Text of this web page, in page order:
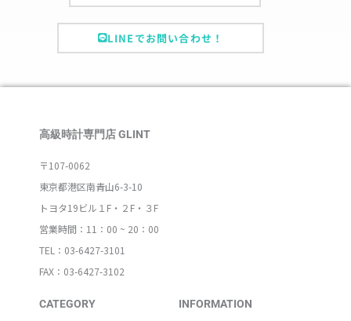
LINEでお問い合わせ！
高級時計専門店 GLINT
〒107-0062
東京都港区南青山6-3-10
トヨタ19ビル１F・２F・３F
営業時間：11：00 ~ 20：00
TEL：03-6427-3101
FAX：03-6427-3102
CATEGORY INFORMATION